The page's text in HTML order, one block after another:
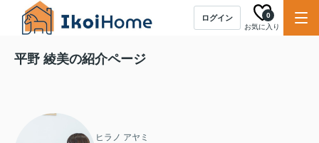
ログイン
お気に入り
0
平野 綾美の紹介ページ
ヒラノ アヤミ